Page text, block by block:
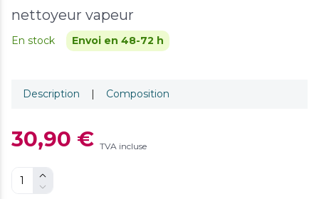
nettoyeur vapeur
En stock Envoi en 48-72 h
Description | Composition
30,90 € TVA incluse